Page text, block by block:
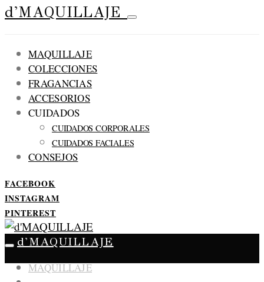
d'MAQUILLAJE
MAQUILLAJE
COLECCIONES
FRAGANCIAS
ACCESORIOS
CUIDADOS
CUIDADOS CORPORALES
CUIDADOS FACIALES
CONSEJOS
FACEBOOK
INSTAGRAM
PINTEREST
d'MAQUILLAJE
MAQUILLAJE